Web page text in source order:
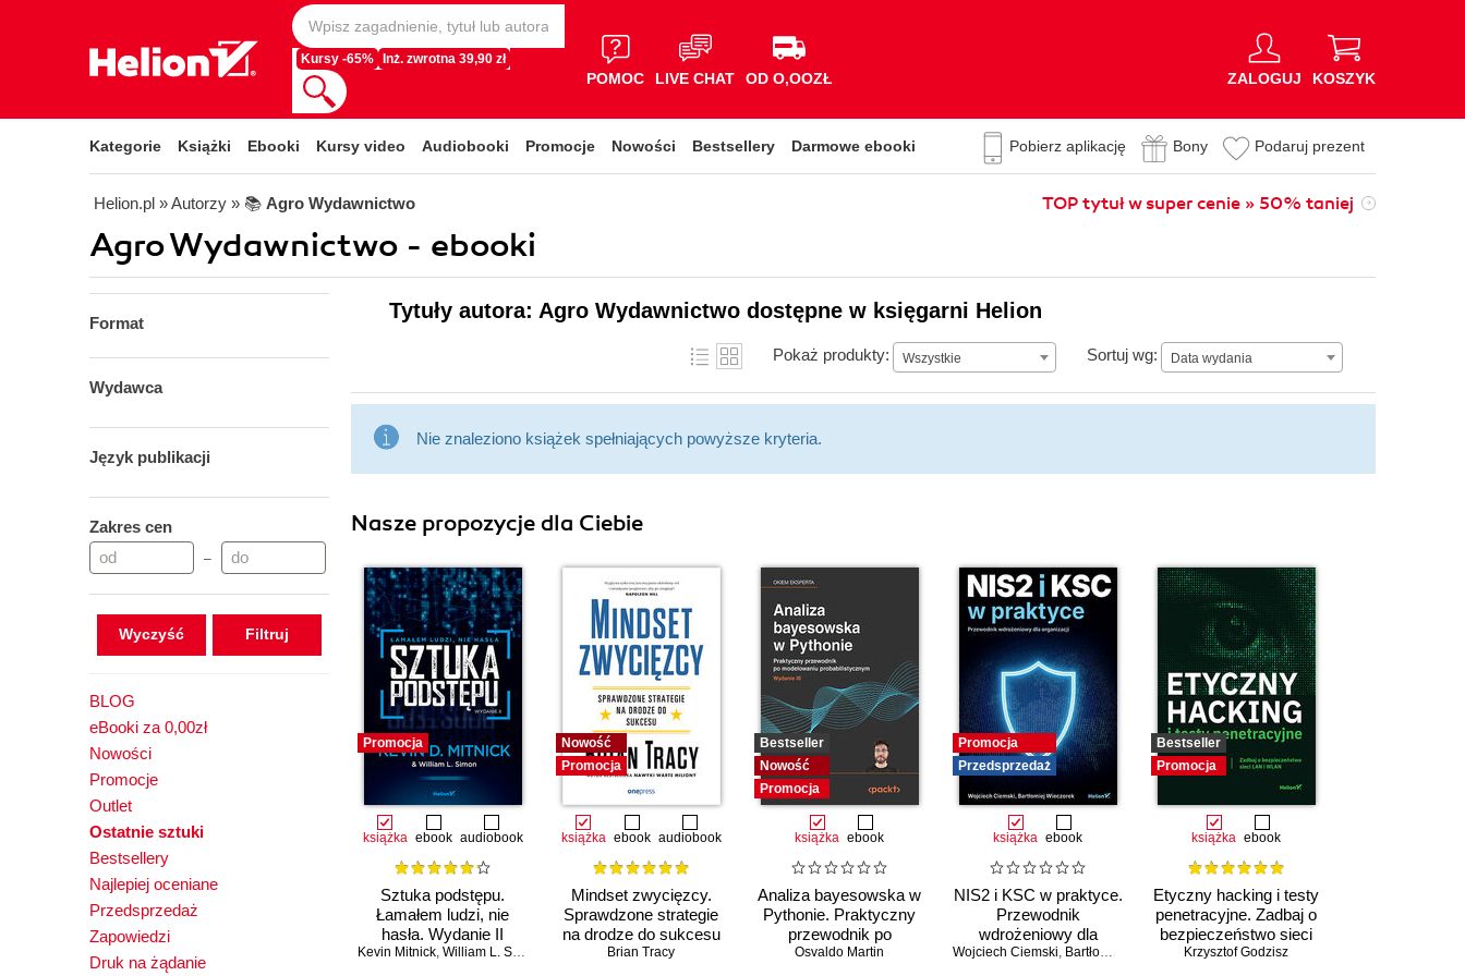
Kursy -65% Inż. zwrotna 39,90 zł
POMOC LIVE CHAT OD O,OOZŁ ZALOGUJ KOSZYK
Kategorie Książki Ebooki Kursy video Audiobooki Promocje Nowości Bestsellery Darmowe ebooki Pobierz aplikację Bony Podaruj prezent
Helion.pl » Autorzy » 📚 Agro Wydawnictwo TOP tytuł w super cenie » 50% taniej
Agro Wydawnictwo - ebooki
Format
Wydawca
Język publikacji
Zakres cen
–
Wyczyść
BLOG
eBooki za 0,00zł
Nowości
Promocje
Outlet
Ostatnie sztuki
Bestsellery
Najlepiej oceniane
Przedsprzedaż
Zapowiedzi
Druk na żądanie
Tytuły autora: Agro Wydawnictwo dostępne w księgarni Helion
Pokaż produkty: Wszystkie Sortuj wg: Data wydania
Data wydania
Nie znaleziono książek spełniających powyższe kryteria.
Nasze propozycje dla Ciebie
Promocja
książka ebook audiobook
Sztuka podstępu.
Łamałem ludzi, nie
hasła. Wydanie II
Kevin Mitnick, William L. Simon
Nowość
Promocja
książka ebook audiobook
Mindset zwycięzcy.
Sprawdzone strategie
na drodze do sukcesu
Brian Tracy
Bestseller
Nowość
Promocja
książka ebook
Analiza bayesowska w
Pythonie. Praktyczny
przewodnik po
modelowaniu
Osvaldo Martin
Promocja
Przedsprzedaż
książka ebook
NIS2 i KSC w praktyce.
Przewodnik
wdrożeniowy dla
organizacji
Wojciech Ciemski, Bartłomiej Wieczorek
Bestseller
Promocja
książka ebook
Etyczny hacking i testy
penetracyjne. Zadbaj o
bezpieczeństwo sieci
LAN i WLAN
Krzysztof Godzisz